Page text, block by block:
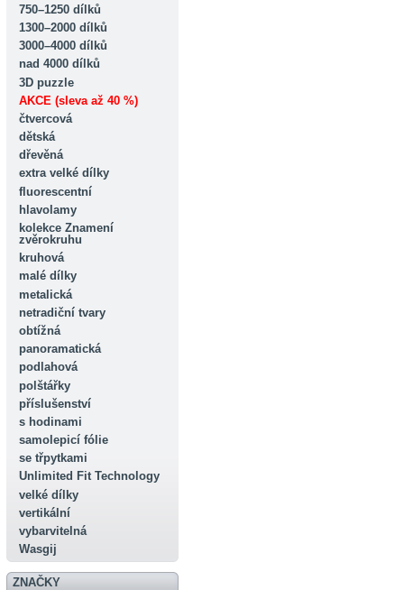
750–1250 dílků
1300–2000 dílků
3000–4000 dílků
nad 4000 dílků
3D puzzle
AKCE (sleva až 40 %)
čtvercová
dětská
dřevěná
extra velké dílky
fluorescentní
hlavolamy
kolekce Znamení
zvěrokruhu
kruhová
malé dílky
metalická
netradiční tvary
obtížná
panoramatická
podlahová
polštářky
příslušenství
s hodinami
samolepicí fólie
se třpytkami
Unlimited Fit Technology
velké dílky
vertikální
vybarvitelná
Wasgij
ZNAČKY